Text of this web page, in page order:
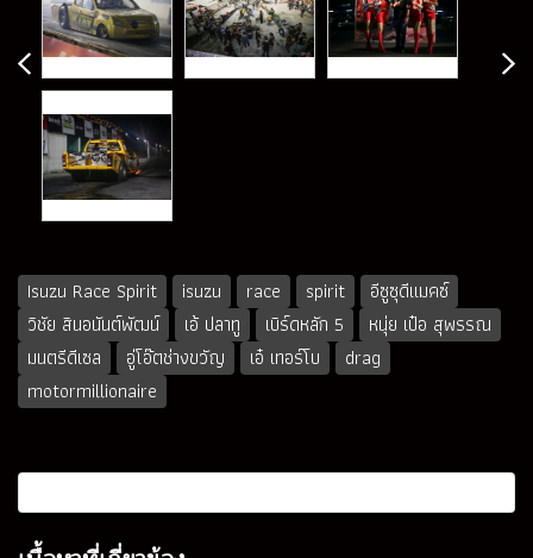
Isuzu Race Spirit isuzu race spirit
อีซูซุดีแมคซ์
วิชัย สินอนันต์พัฒน์
เอ้ ปลาทู เบิร์ดหลัก 5
หนุ่ย เป๋อ สุพรรณ
มนตรีดีเซล
อู่โอ๊ตช่างขวัญ เอ๋ เทอร์โบ
drag
motormillionaire